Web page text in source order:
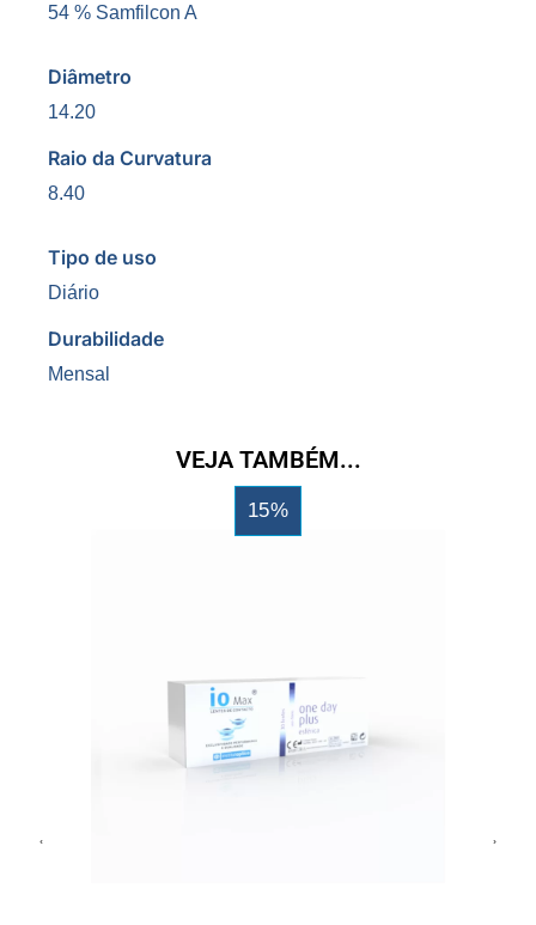
54 % Samfilcon A
Diâmetro
14.20
Raio da Curvatura
8.40
Tipo de uso
Diário
Durabilidade
Mensal
VEJA TAMBÉM...
15%